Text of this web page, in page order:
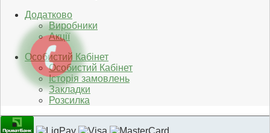
Додатково
Виробники
Акції
Особистий Кабінет
Особистий Кабінет
Історія замовлень
Закладки
Розсилка